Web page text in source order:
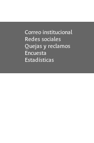
Correo institucional
Redes sociales
Quejas y reclamos
Encuesta
Estadísticas